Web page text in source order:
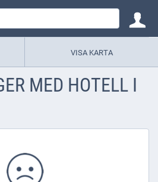
VISA KARTA
MED HOTELL I